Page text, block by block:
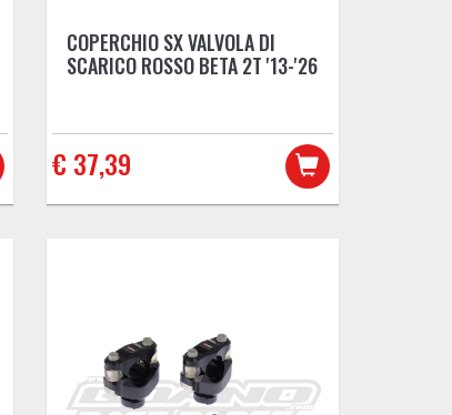
COPERCHIO SX VALVOLA DI
SCARICO ROSSO BETA 2T '13-'26
€ 37,39